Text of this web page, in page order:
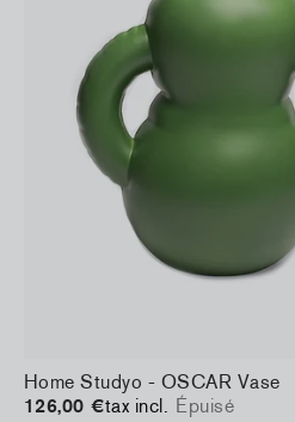
Home Studyo - OSCAR Vase
126,00 €tax incl. Épuisé